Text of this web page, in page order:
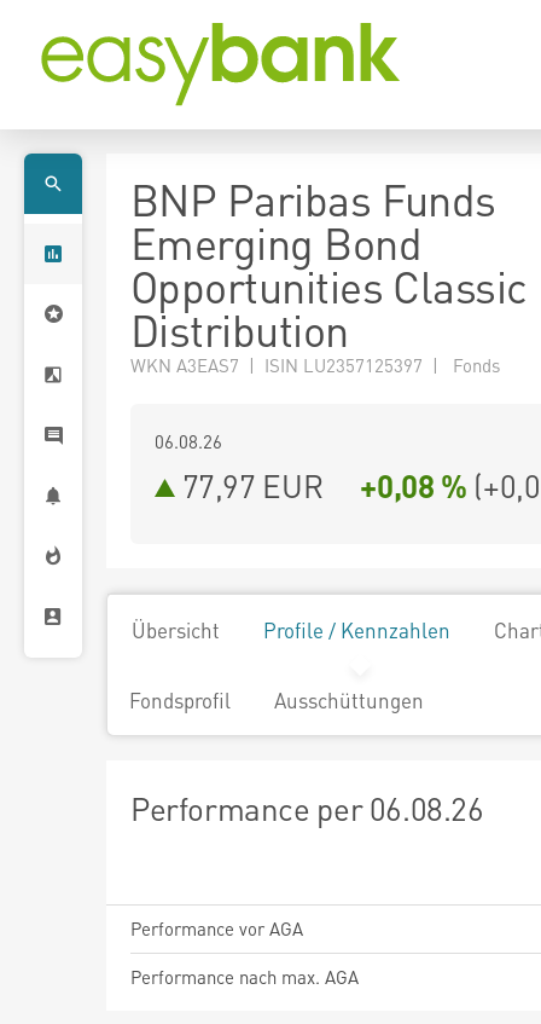
BNP Paribas Funds
Emerging Bond
Opportunities Classic
Distribution
WKN A3EAS7 | ISIN LU2357125397 | Fonds
06.08.26
77,97 EUR +0,08 % (
Übersicht Profile / Kennzahlen
Fondsprofil Ausschüttungen
Performance per 06.08.26
Performance vor AGA
Performance nach max. AGA